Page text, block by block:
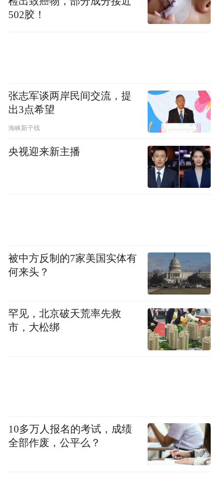
块非凡的电影盛地，体验英国的精彩文化与
VisitBritain是英国国家旅游局，负责在全球
宣传英国并发展英国的旅游经济。我们是一
个非官方的公众组织，由英国文化、媒体和
体育部出资。我们和英国及海外的合作伙伴
协同努力，确保使用富有感召力的方式在全
敦、英格兰、苏格兰和威尔士的官方旅游机
构紧密合作。我们的首要任务是在四年时间
使用专项资金在全球开展营销活动，并抓住
皇家婚礼、女王钻石登基庆典以及伦敦2012
奥运会的独特机遇。
让游客可在出发前规划行程和购买产品，以
便在英国旅游时无需排队，尽情享受旅程。
502胶！
张志军谈两岸民间交流，提
出3点希望
海峡新干线
央视迎来新主播
被中方反制的7家美国实体有
何来头？
罕见，北京破天荒率先救
市，大松绑
10多万人报名的考试，成绩
全部作废，公平么？